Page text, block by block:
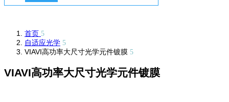
首页
自适应光学
VIAVI高功率大尺寸光学元件镀膜
VIAVI高功率大尺寸光学元件镀膜